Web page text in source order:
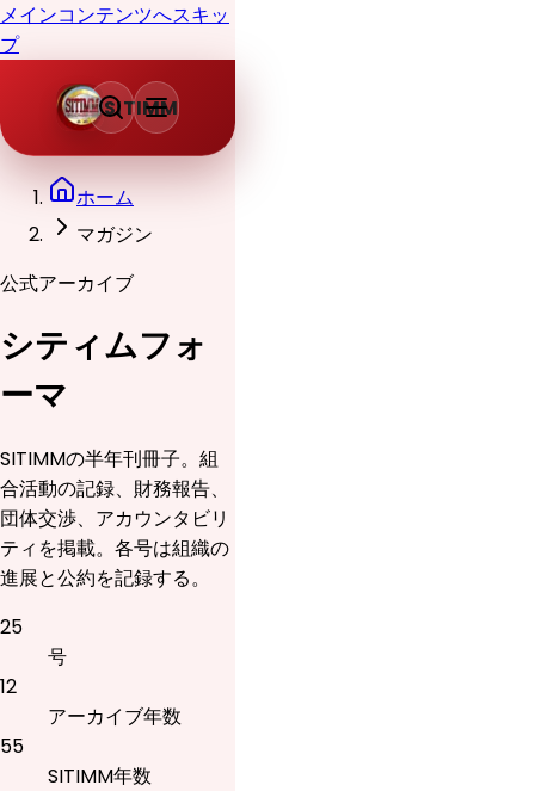
メインコンテンツへスキッ
プ
SITIMM
ホーム
マガジン
公式アーカイブ
シティムフォ
ーマ
SITIMMの半年刊冊子。組
合活動の記録、財務報告、
団体交渉、アカウンタビリ
ティを掲載。各号は組織の
進展と公約を記録する。
25
号
12
アーカイブ年数
55
SITIMM年数